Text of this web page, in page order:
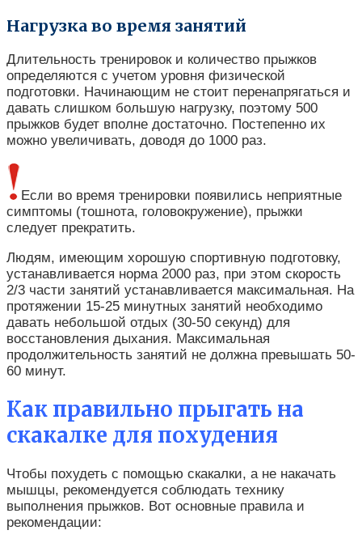
Нагрузка во время занятий
Длительность тренировок и количество прыжков
определяются с учетом уровня физической
подготовки. Начинающим не стоит перенапрягаться и
давать слишком большую нагрузку, поэтому 500
прыжков будет вполне достаточно. Постепенно их
можно увеличивать, доводя до 1000 раз.
Если во время тренировки появились неприятные
симптомы (тошнота, головокружение), прыжки
следует прекратить.
Людям, имеющим хорошую спортивную подготовку,
устанавливается норма 2000 раз, при этом скорость
2/3 части занятий устанавливается максимальная. На
протяжении 15-25 минутных занятий необходимо
давать небольшой отдых (30-50 секунд) для
восстановления дыхания. Максимальная
продолжительность занятий не должна превышать 50-
60 минут.
Как правильно прыгать на
скакалке для похудения
Чтобы похудеть с помощью скакалки, а не накачать
мышцы, рекомендуется соблюдать технику
выполнения прыжков. Вот основные правила и
рекомендации: